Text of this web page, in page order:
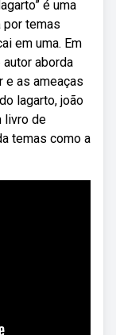
é uma
por temas
em uma. Em
aborda
e as ameaças
lagarto, joão
livro de
temas como a